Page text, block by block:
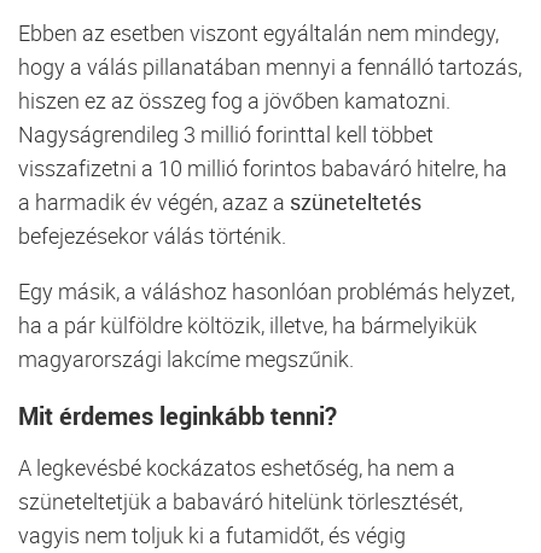
Ebben az esetben viszont egyáltalán nem mindegy,
hogy a válás pillanatában mennyi a fennálló tartozás,
hiszen ez az összeg fog a jövőben kamatozni.
Nagyságrendileg 3 millió forinttal kell többet
visszafizetni a 10 millió forintos babaváró hitelre, ha
a harmadik év végén, azaz a szüneteltetés
befejezésekor válás történik.
Egy másik, a váláshoz hasonlóan problémás helyzet,
ha a pár külföldre költözik, illetve, ha bármelyikük
magyarországi lakcíme megszűnik.
Mit érdemes leginkább tenni?
A legkevésbé kockázatos eshetőség, ha nem a
szüneteltetjük a babaváró hitelünk törlesztését,
vagyis nem toljuk ki a futamidőt, és végig